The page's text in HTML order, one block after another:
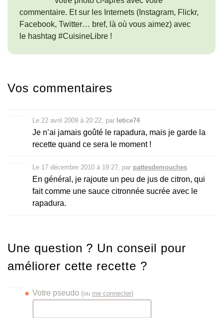
commentaire. Et sur les Internets (Instagram, Flickr,
Facebook, Twitter… bref, là où vous aimez) avec
le hashtag #CuisineLibre !
Vos commentaires
Le 22 avril 2009 à 20:22 par letice74
Je n’ai jamais goûté le rapadura, mais je garde la
recette quand ce sera le moment !
Le 17 décembre 2010 à 19:27, par pattesdemouches
En général, je rajoute un peu de jus de citron, qui
fait comme une sauce citronnée sucrée avec le
rapadura.
Une question ? Un conseil pour
améliorer cette recette ?
Votre pseudo
* (ou me connecter)